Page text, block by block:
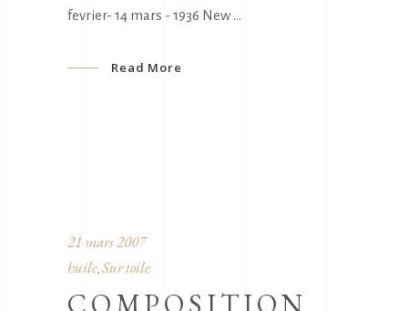
fevrier- 14 mars - 1936 New
Read More
21 mars 2007
huile, Sur toile